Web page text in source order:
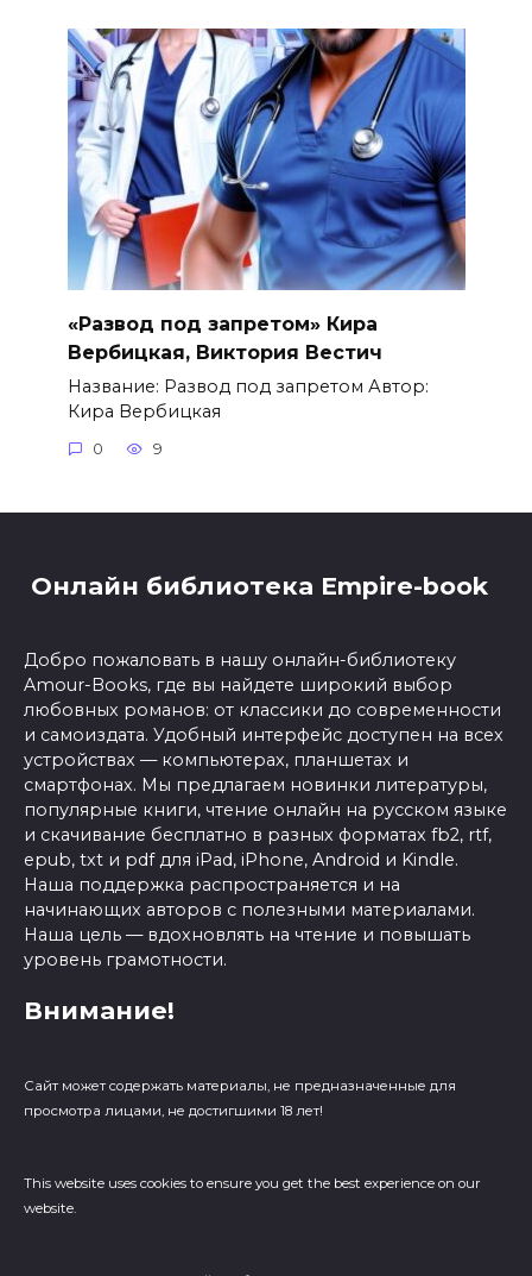
«Развод под запретом» Кира
Вербицкая, Виктория Вестич
Название: Развод под запретом Автор:
Кира Вербицкая
0 9
Онлайн библиотека Empire-book
Добро пожаловать в нашу онлайн-библиотеку
Amour-Books, где вы найдете широкий выбор
любовных романов: от классики до современности
и самоиздата. Удобный интерфейс доступен на всех
устройствах — компьютерах, планшетах и
смартфонах. Мы предлагаем новинки литературы,
популярные книги, чтение онлайн на русском языке
и скачивание бесплатно в разных форматах fb2, rtf,
epub, txt и pdf для iPad, iPhone, Android и Kindle.
Наша поддержка распространяется и на
начинающих авторов с полезными материалами.
Наша цель — вдохновлять на чтение и повышать
уровень грамотности.
Внимание!
Сайт может содержать материалы, не предназначенные для
просмотра лицами, не достигшими 18 лет!
This website uses cookies to ensure you get the best experience on our
website.